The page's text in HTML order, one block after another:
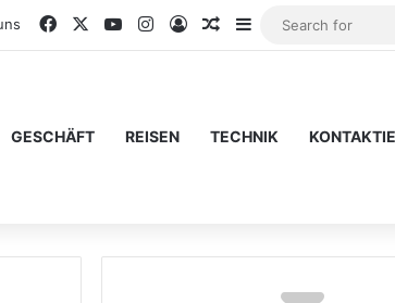
FacebookYouTubeInstagram
Log InRandom Article
Sidebar
GESCHÄFT REISEN TECHNIK